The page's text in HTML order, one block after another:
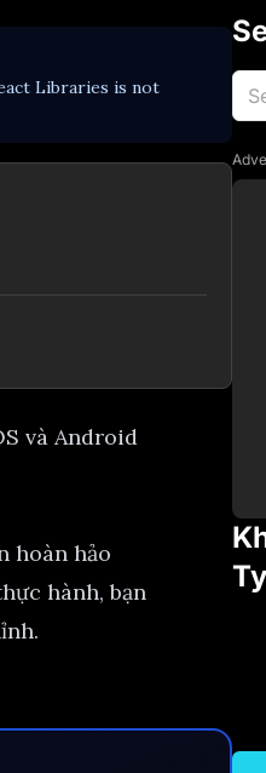
Libraries is not
và Android
hoàn hảo
hành, bạn